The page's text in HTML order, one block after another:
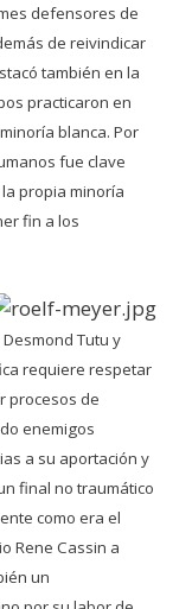
defensores de
de reivindicar
también en la
practicaron en
blanca. Por
fue clave
propia minoría
fin a los
Tutu y
requiere respetar
procesos de
enemigos
a su aportación y
final no traumático
como era el
Rene Cassin a
un